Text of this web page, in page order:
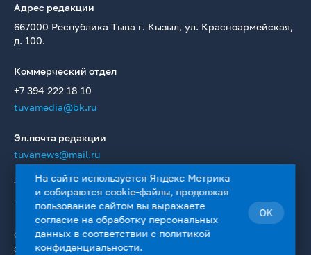
Адрес редакции
667000 Республика Тыва г. Кызыл, ул. Красноармейская,
д. 100.
Коммерческий отдел
+7 394 222 18 10
tuvamedia@bk.ru
Эл.почта редакции
tuvanews@mail.ru
Телефон редакции
+7 394 223 36 19
Сетевое издание Информационное агентство «ТуваМедиаГрупп»
зарегистрировано в качестве СМИ в Федеральной службе по
На сайте используется Яндекс Метрика
и собираются cookie-файлы, продолжая
пользование сайтом вы выражаете
согласие наобработку персональных
данных в соответствии с политикой
конфиденциальности.
OK